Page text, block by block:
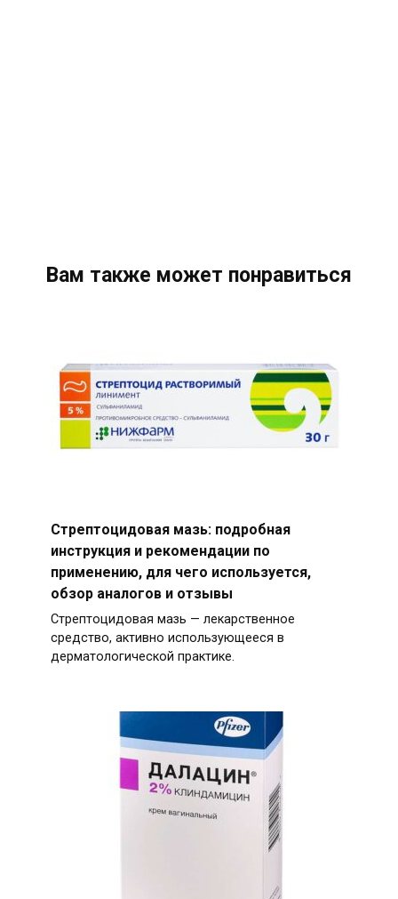
Вам также может понравиться
Стрептоцидовая мазь: подробная
инструкция и рекомендации по
применению, для чего используется,
обзор аналогов и отзывы
Стрептоцидовая мазь — лекарственное
средство, активно использующееся в
дерматологической практике.